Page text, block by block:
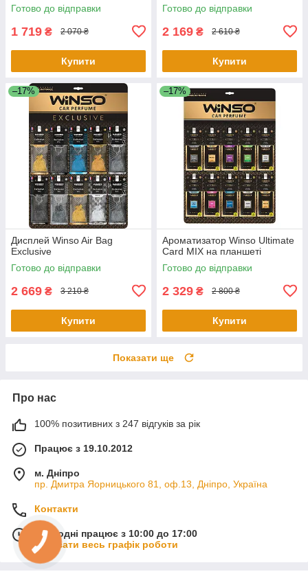
Готово до відправки
1 719 ₴ 2 070 ₴
Купити
Готово до відправки
2 169 ₴ 2 610 ₴
Купити
–17%
Дисплей Winso Air Bag
Exclusive
Готово до відправки
2 669 ₴ 3 210 ₴
Купити
–17%
Ароматизатор Winso Ultimate
Card MIX на планшеті
Готово до відправки
2 329 ₴ 2 800 ₴
Купити
Показати ще
Про нас
100% позитивних з 247 відгуків за рік
Працює з 19.10.2012
м. Дніпро
пр. Дмитра Яорницького 81, оф.13, Дніпро, Україна
Контакти
Сьогодні працює з 10:00 до 17:00
Показати весь графік роботи